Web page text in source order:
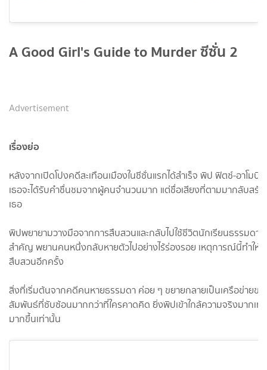
A Good Girl's Guide to Murder ซีซั่น 2
Advertisement
เรื่องย่อ
หลังจากเปิดโปงคดีสะเทือนเมืองในซีซั่นแรกได้สำเร็จ พิป ฟิตซ์-อาโม
เธอจะได้รับคำชื่นชมจากผู้คนจำนวนมาก แต่ชื่อเสียงที่ตามมากลับสร้
เธอ
พิปพยายามวางมือจากการสืบสวนและกลับไปใช้ชีวิตนักเรียนธรรมด
สำคัญ พยานคนหนึ่งกลับหายตัวไปอย่างไร้ร่องรอย เหตุการณ์นี้ทำให้เ
สืบสวนอีกครั้ง
สิ่งที่เริ่มต้นจากคดีคนหายธรรมดา ค่อย ๆ ขยายกลายเป็นเครือข่ายข
สัมพันธ์ที่ซับซ้อนมากกว่าที่ใครคาดคิด ยิ่งพิปเข้าใกล้ความจริงมากเท่
มากขึ้นเท่านั้น